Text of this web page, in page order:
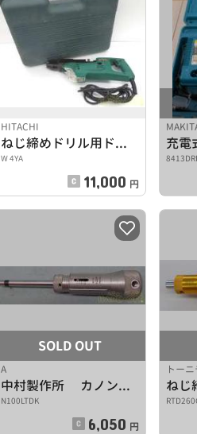
HITACHI
ねじ締めドリル用ドライバービット
W 4YA
11,000 円
SOLD OUT
A
中村製作所 カノン トルクドライバー
N100LTDK
6,050 円
トーニ